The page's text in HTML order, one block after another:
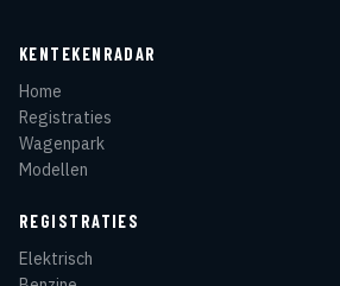
KENTEKENRADAR
Home
Registraties
Wagenpark
Modellen
REGISTRATIES
Elektrisch